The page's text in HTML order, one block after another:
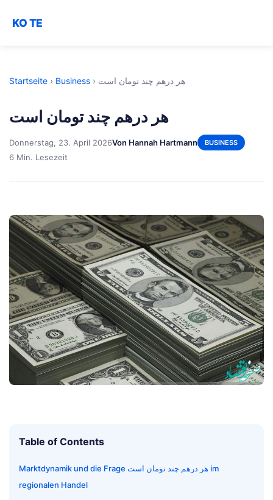
KO TE
Startseite › Business › هر درهم چند تومان است
هر درهم چند تومان است
Donnerstag, 23. April 2026Von Hannah Hartmann BUSINESS
6 Min. Lesezeit
Table of Contents
Marktdynamik und die Frage هر درهم چند تومان است im
regionalen Handel